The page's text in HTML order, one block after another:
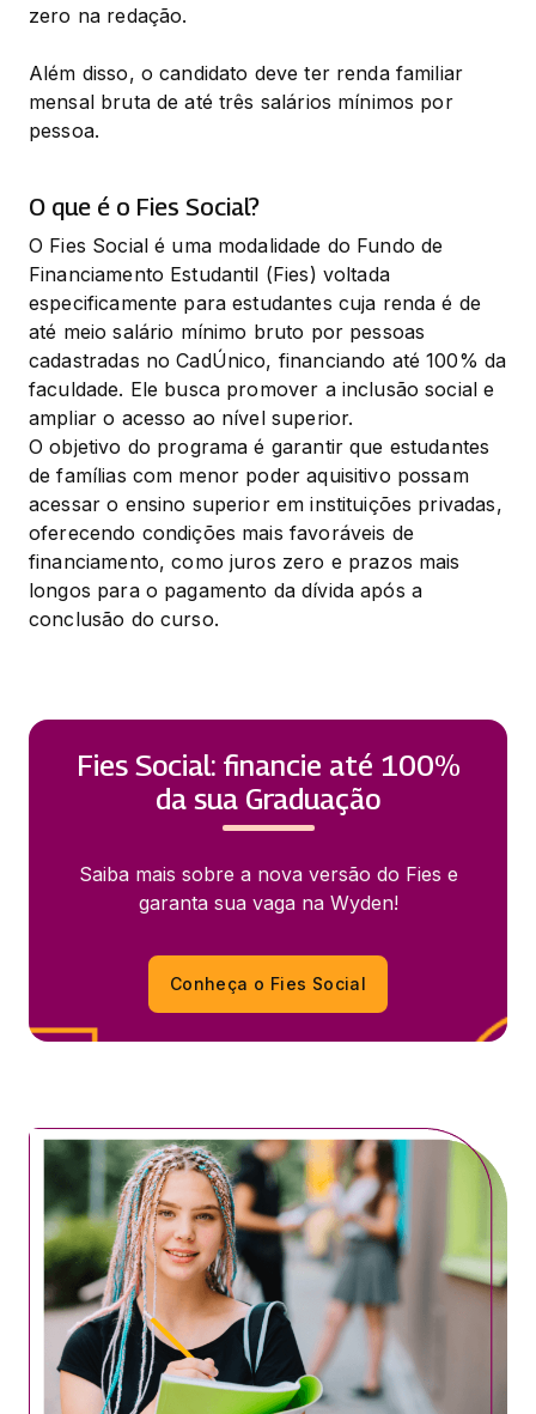
zero na redação.
Além disso, o candidato deve ter renda familiar
mensal bruta de até três salários mínimos por
pessoa.
O que é o Fies Social?
O Fies Social é uma modalidade do Fundo de
Financiamento Estudantil (Fies) voltada
especificamente para estudantes cuja renda é de
até meio salário mínimo bruto por pessoas
cadastradas no CadÚnico, financiando até 100% da
faculdade. Ele busca promover a inclusão social e
ampliar o acesso ao nível superior.
O objetivo do programa é garantir que estudantes
de famílias com menor poder aquisitivo possam
acessar o ensino superior em instituições privadas,
oferecendo condições mais favoráveis de
financiamento, como juros zero e prazos mais
longos para o pagamento da dívida após a
conclusão do curso.
Fies Social: financie até 100%
da sua Graduação
Saiba mais sobre a nova versão do Fies e
garanta sua vaga na Wyden!
Conheça o Fies Social